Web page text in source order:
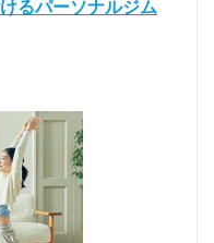
るパーソナルジム